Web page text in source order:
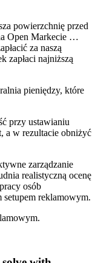
powierzchnię przed
Open Markecie …
za naszą
zapłaci najniższą
pieniędzy, które
przy ustawianiu
a w rezultacie obniżyć
zarządzanie
realistyczną ocenę
osób
setupem reklamowym.